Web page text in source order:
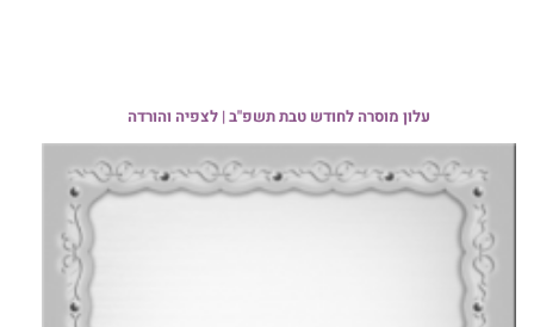
עלון מוסרה לחודש טבת תשפ"ב | לצפיה והורדה